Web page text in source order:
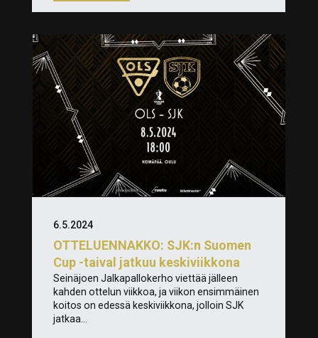
OTTELUENNAKKO: SJK:n Suomen
Cup -taival jatkuu keskiviikkona
6.5.2024
Seinäjoen Jalkapallokerho viettää jälleen
kahden ottelun viikkoa, ja viikon ensimmäinen
koitos on edessä keskiviikkona, jolloin SJK
jatkaa...